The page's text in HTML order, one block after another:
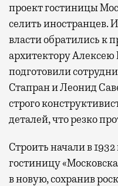
проект гостиницы
селить иностранцев.
власти обратились к
архитектору
подготовили
Стапран и Леонид
строго
деталей, что резко
Строить начали в
гостиницу
в новую, сохранив